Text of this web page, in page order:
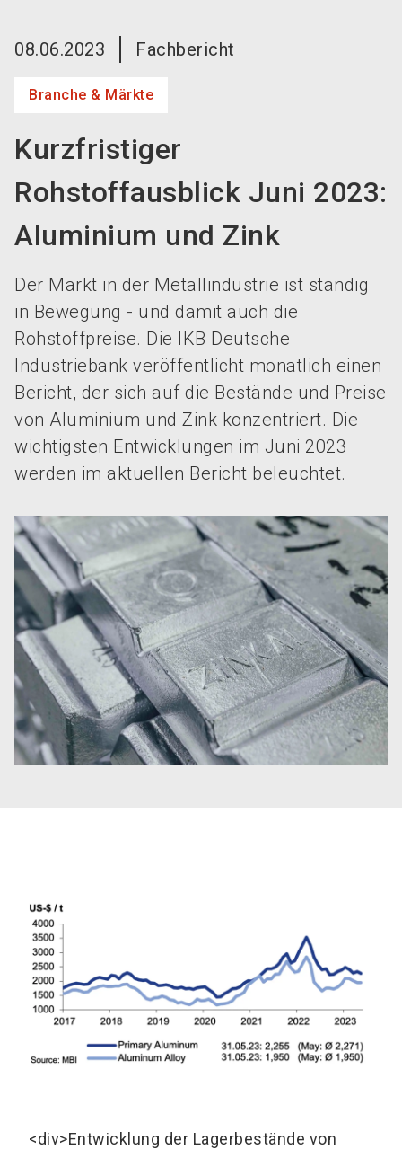
08.06.2023 Fachbericht
Branche & Märkte
Kurzfristiger
Rohstoffausblick Juni 2023:
Aluminium und Zink
Der Markt in der Metallindustrie ist ständig
in Bewegung - und damit auch die
Rohstoffpreise. Die IKB Deutsche
Industriebank veröffentlicht monatlich einen
Bericht, der sich auf die Bestände und Preise
von Aluminium und Zink konzentriert. Die
wichtigsten Entwicklungen im Juni 2023
werden im aktuellen Bericht beleuchtet.
<div>Entwicklung der Lagerbestände von